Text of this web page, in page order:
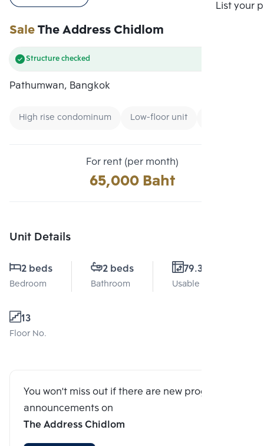
List your
SaleThe Address Chidlom
Structure checked
Pathumwan, Bangkok
High rise condominum Low-floor unit
For rent (per month)
65,000 Baht
Unit Details
2 beds
Bedroom
2 beds
Bathroom
79.34 Sq.m.
Usable area
13
Floor No.
You won't miss out if there are new program
announcements on
The Address Chidlom